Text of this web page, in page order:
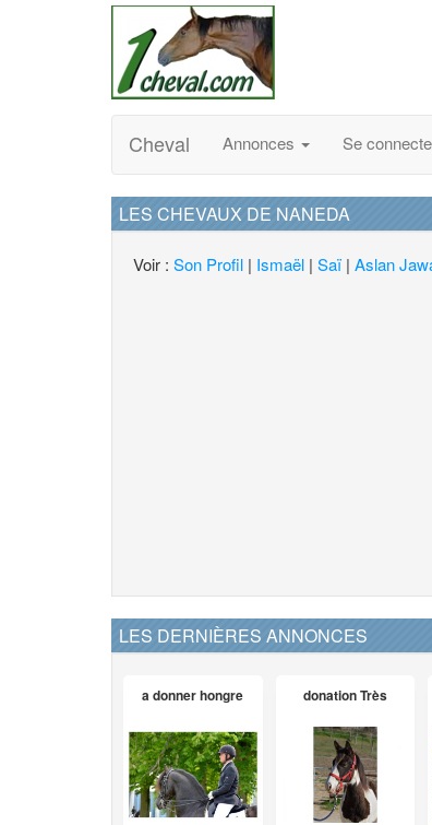
Cheval Annonces Se
LES CHEVAUX DE NANEDA
Voir : Son Profil | Ismaël | Saï | Aslan
LES DERNIÈRES ANNONCES
a donner hongre donation Très